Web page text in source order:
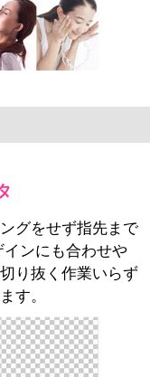
グをせず指先まで
ンにも合わせや
り抜く作業いらず
す。